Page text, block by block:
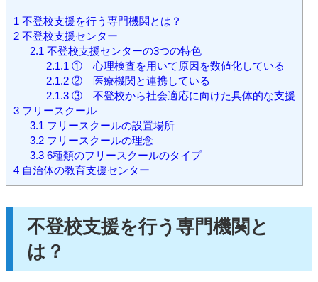
1 不登校支援を行う専門機関とは？
2 不登校支援センター
2.1 不登校支援センターの3つの特色
2.1.1 ① 心理検査を用いて原因を数値化している
2.1.2② 医療機関と連携している
2.1.3③ 不登校から社会適応に向けた具体的な支援
3 フリースクール
3.1 フリースクールの設置場所
3.2フリースクールの理念
3.36種類のフリースクールのタイプ
4 自治体の教育支援センター
不登校支援を行う専門機関と
は？